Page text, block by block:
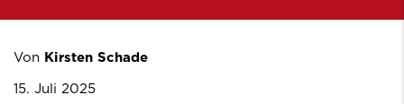
Von Kirsten Schade
15. Juli 2025